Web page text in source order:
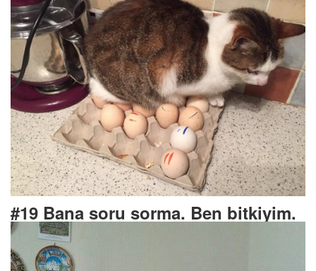
#19 Bana soru sorma. Ben bitkiyim.